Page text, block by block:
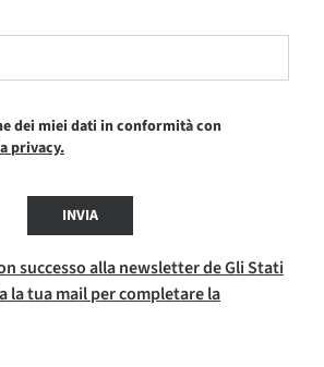
dei miei dati in conformità con
privacy.
INVIA
successo alla newsletter de Gli Stati
la tua mail per completare la